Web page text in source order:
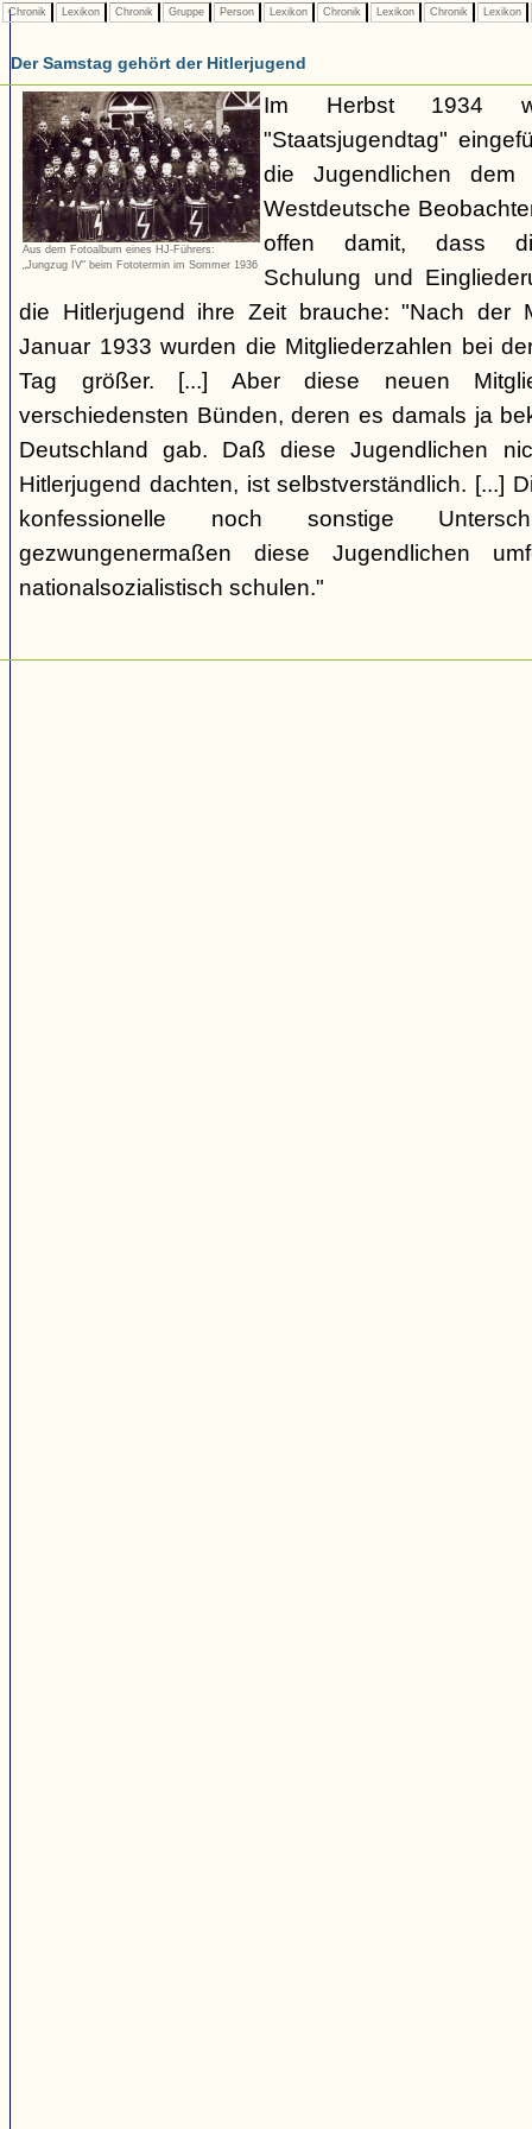
Chronik Lexikon Chronik Gruppe Person Lexikon Chronik Lexikon Chronik Lexikon
Der Samstag gehört der Hitlerjugend
Aus dem Fotoalbum eines HJ-Führers:
„Jungzug IV“ beim Fototermin im Sommer 1936
Im Herbst 1934
"Staatsjugendtag"
die Jugendlichen dem
Westdeutsche
offen damit, dass
Schulung und
die Hitlerjugend ihre Zeit brauche: "Nach der
Januar 1933 wurden die Mitgliederzahlen bei
Tag größer. [...] Aber diese neuen
verschiedensten Bünden, deren es damals ja
Deutschland gab. Daß diese Jugendlichen
Hitlerjugend dachten, ist selbstverständlich. [...]
konfessionelle noch sonstige
gezwungenermaßen diese Jugendlichen
nationalsozialistisch schulen."